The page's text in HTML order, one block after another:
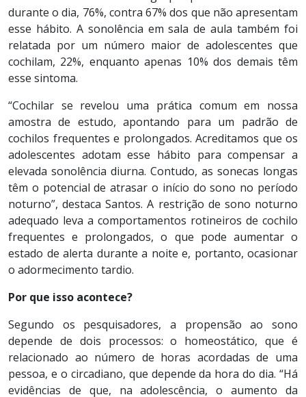
durante o dia, 76%, contra 67% dos que não apresentam
esse hábito. A sonolência em sala de aula também foi
relatada por um número maior de adolescentes que
cochilam, 22%, enquanto apenas 10% dos demais têm
esse sintoma.
“Cochilar se revelou uma prática comum em nossa
amostra de estudo, apontando para um padrão de
cochilos frequentes e prolongados. Acreditamos que os
adolescentes adotam esse hábito para compensar a
elevada sonolência diurna. Contudo, as sonecas longas
têm o potencial de atrasar o início do sono no período
noturno”, destaca Santos. A restrição de sono noturno
adequado leva a comportamentos rotineiros de cochilo
frequentes e prolongados, o que pode aumentar o
estado de alerta durante a noite e, portanto, ocasionar
o adormecimento tardio.
Por que isso acontece?
Segundo os pesquisadores, a propensão ao sono
depende de dois processos: o homeostático, que é
relacionado ao número de horas acordadas de uma
pessoa, e o circadiano, que depende da hora do dia. “Há
evidências de que, na adolescência, o aumento da